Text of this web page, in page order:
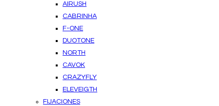
AIRUSH
CABRINHA
F-ONE
DUOTONE
NORTH
CAVOK
CRAZYFLY
ELEVEIGTH
FIJACIONES